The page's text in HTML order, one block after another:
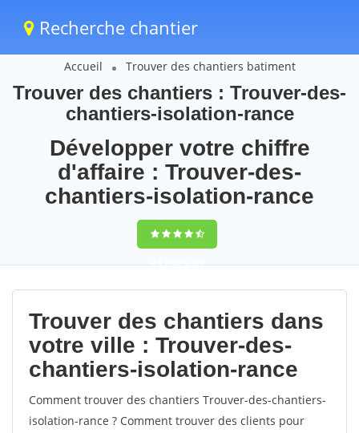
Recherche chantier
Accueil Trouver des chantiers batiment
Trouver des chantiers : Trouver-des-
chantiers-isolation-rance
Développer votre chiffre
d'affaire : Trouver-des-
chantiers-isolation-rance
9,5(100%)89
votes
Trouver des chantiers dans
votre ville : Trouver-des-
chantiers-isolation-rance
Comment trouver des chantiers Trouver-des-chantiers-
isolation-rance ? Comment trouver des clients pour